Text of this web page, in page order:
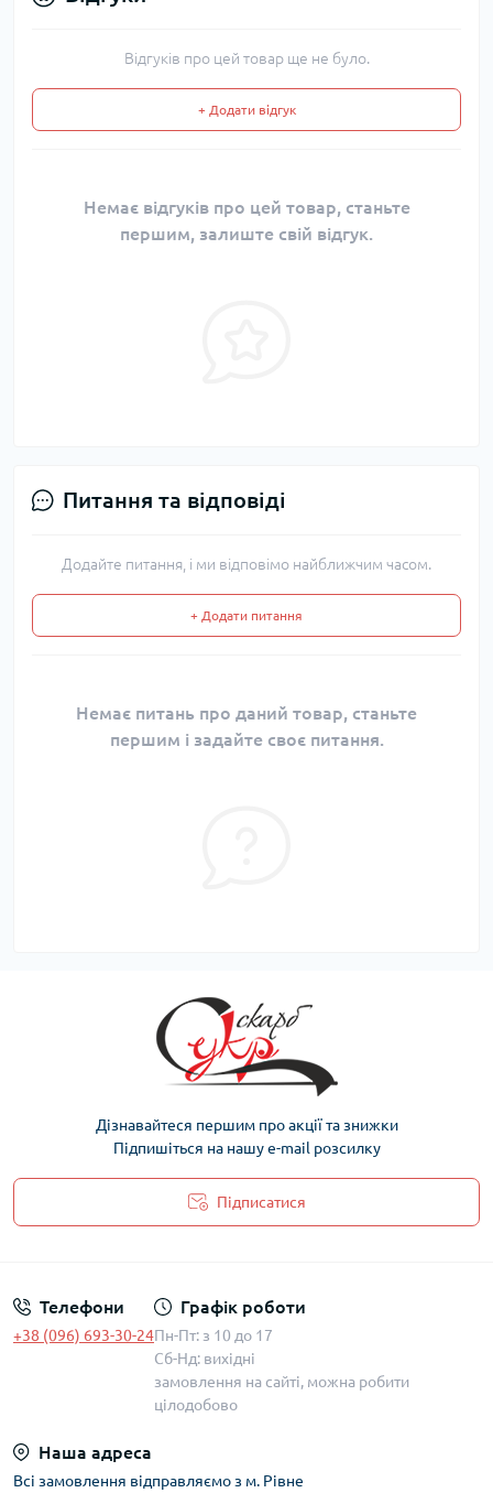
Відгуків про цей товар ще не було.
+ Додати відгук
Немає відгуків про цей товар, станьте
першим, залиште свій відгук.
Питання та відповіді
Додайте питання, і ми відповімо найближчим часом.
+ Додати питання
Немає питань про даний товар, станьте
першим і задайте своє питання.
Дізнавайтеся першим про акції та знижки
Підпишіться на нашу e-mail розсилку
Підписатися
Телефони
+38 (096) 693-30-24
Графік роботи
Пн-Пт: з 10 до 17
Сб-Нд: вихідні
замовлення на сайті, можна робити
цілодобово
Наша адреса
Всі замовлення відправляємо з м. Рівне